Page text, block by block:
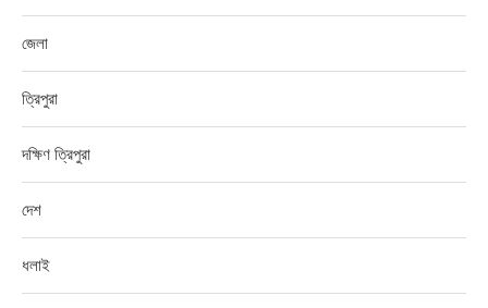
জেলা
ত্রিপুরা
দক্ষিণ ত্রিপুরা
দেশ
ধলাই